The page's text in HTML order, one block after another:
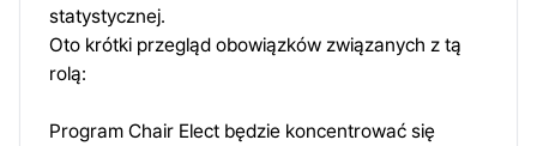
statystycznej.
Oto krótki przegląd obowiązków związanych z tą
rolą:
Program Chair Elect będzie koncentrować się